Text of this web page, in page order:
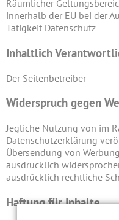
Räumlicher
innerhalb der EU bei der
Tätigkeit Datenschutz
Inhaltlich
Der Seitenbetreiber
Widerspruch gegen
Jegliche Nutzung von im
Datenschutzerklärung
Übersendung von
ausdrücklich
ausdrücklich rechtliche
Haftung für Inhalte